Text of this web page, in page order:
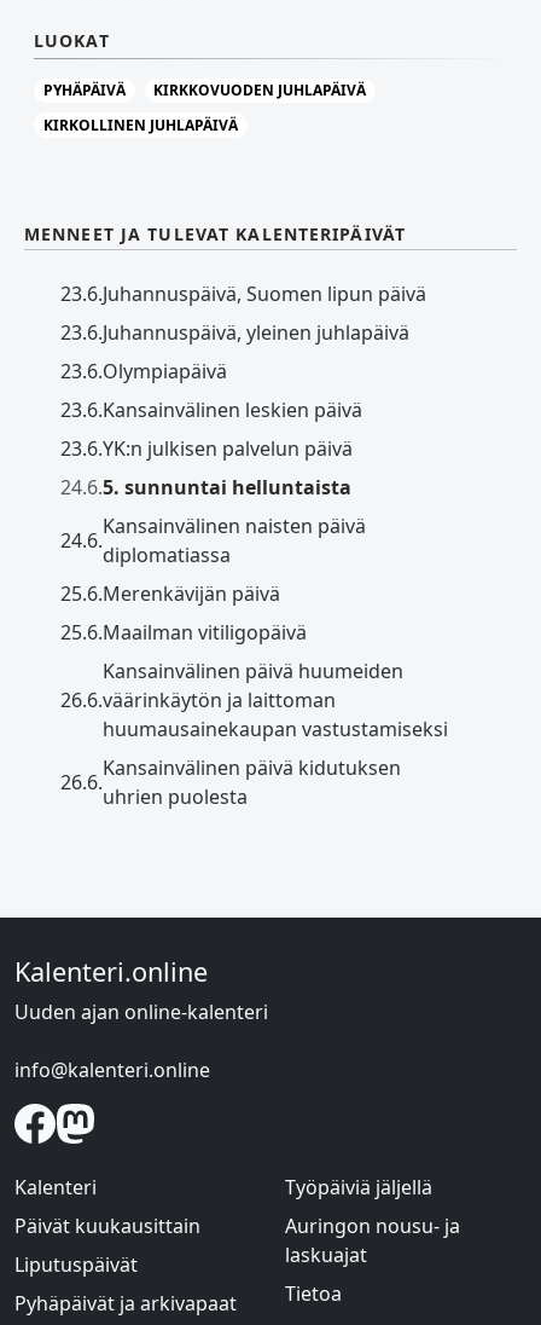
LUOKAT
PYHÄPÄIVÄ
KIRKKOVUODEN JUHLAPÄIVÄ
KIRKOLLINEN JUHLAPÄIVÄ
MENNEET JA TULEVAT KALENTERIPÄIVÄT
23.6.Juhannuspäivä, Suomen lipun päivä
23.6.Juhannuspäivä, yleinen juhlapäivä
23.6.Olympiapäivä
23.6.Kansainvälinen leskien päivä
23.6.YK:n julkisen palvelun päivä
24.6.5. sunnuntai helluntaista
24.6.
Kansainvälinen naisten päivä
diplomatiassa
25.6.Merenkävijän päivä
25.6.Maailman vitiligopäivä
26.6.
Kansainvälinen päivä huumeiden
väärinkäytön ja laittoman
huumausainekaupan vastustamiseksi
26.6.
Kansainvälinen päivä kidutuksen
uhrien puolesta
Kalenteri.online
Uuden ajan online-kalenteri
info@kalenteri.online
Kalenteri
Päivät kuukausittain
Liputuspäivät
Pyhäpäivät ja arkivapaat
Työpäiviä jäljellä
Auringon nousu- ja
laskuajat
Tietoa